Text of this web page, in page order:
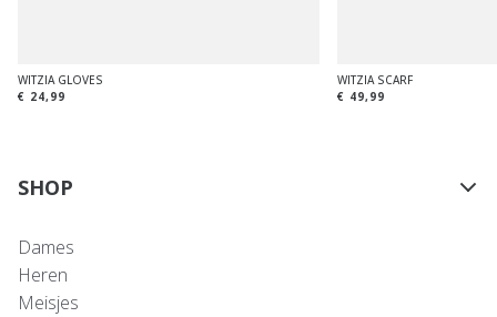
WITZIA GLOVES
€ 24,99
WITZIA SCARF
€ 49,99
SHOP
Dames
Heren
Meisjes